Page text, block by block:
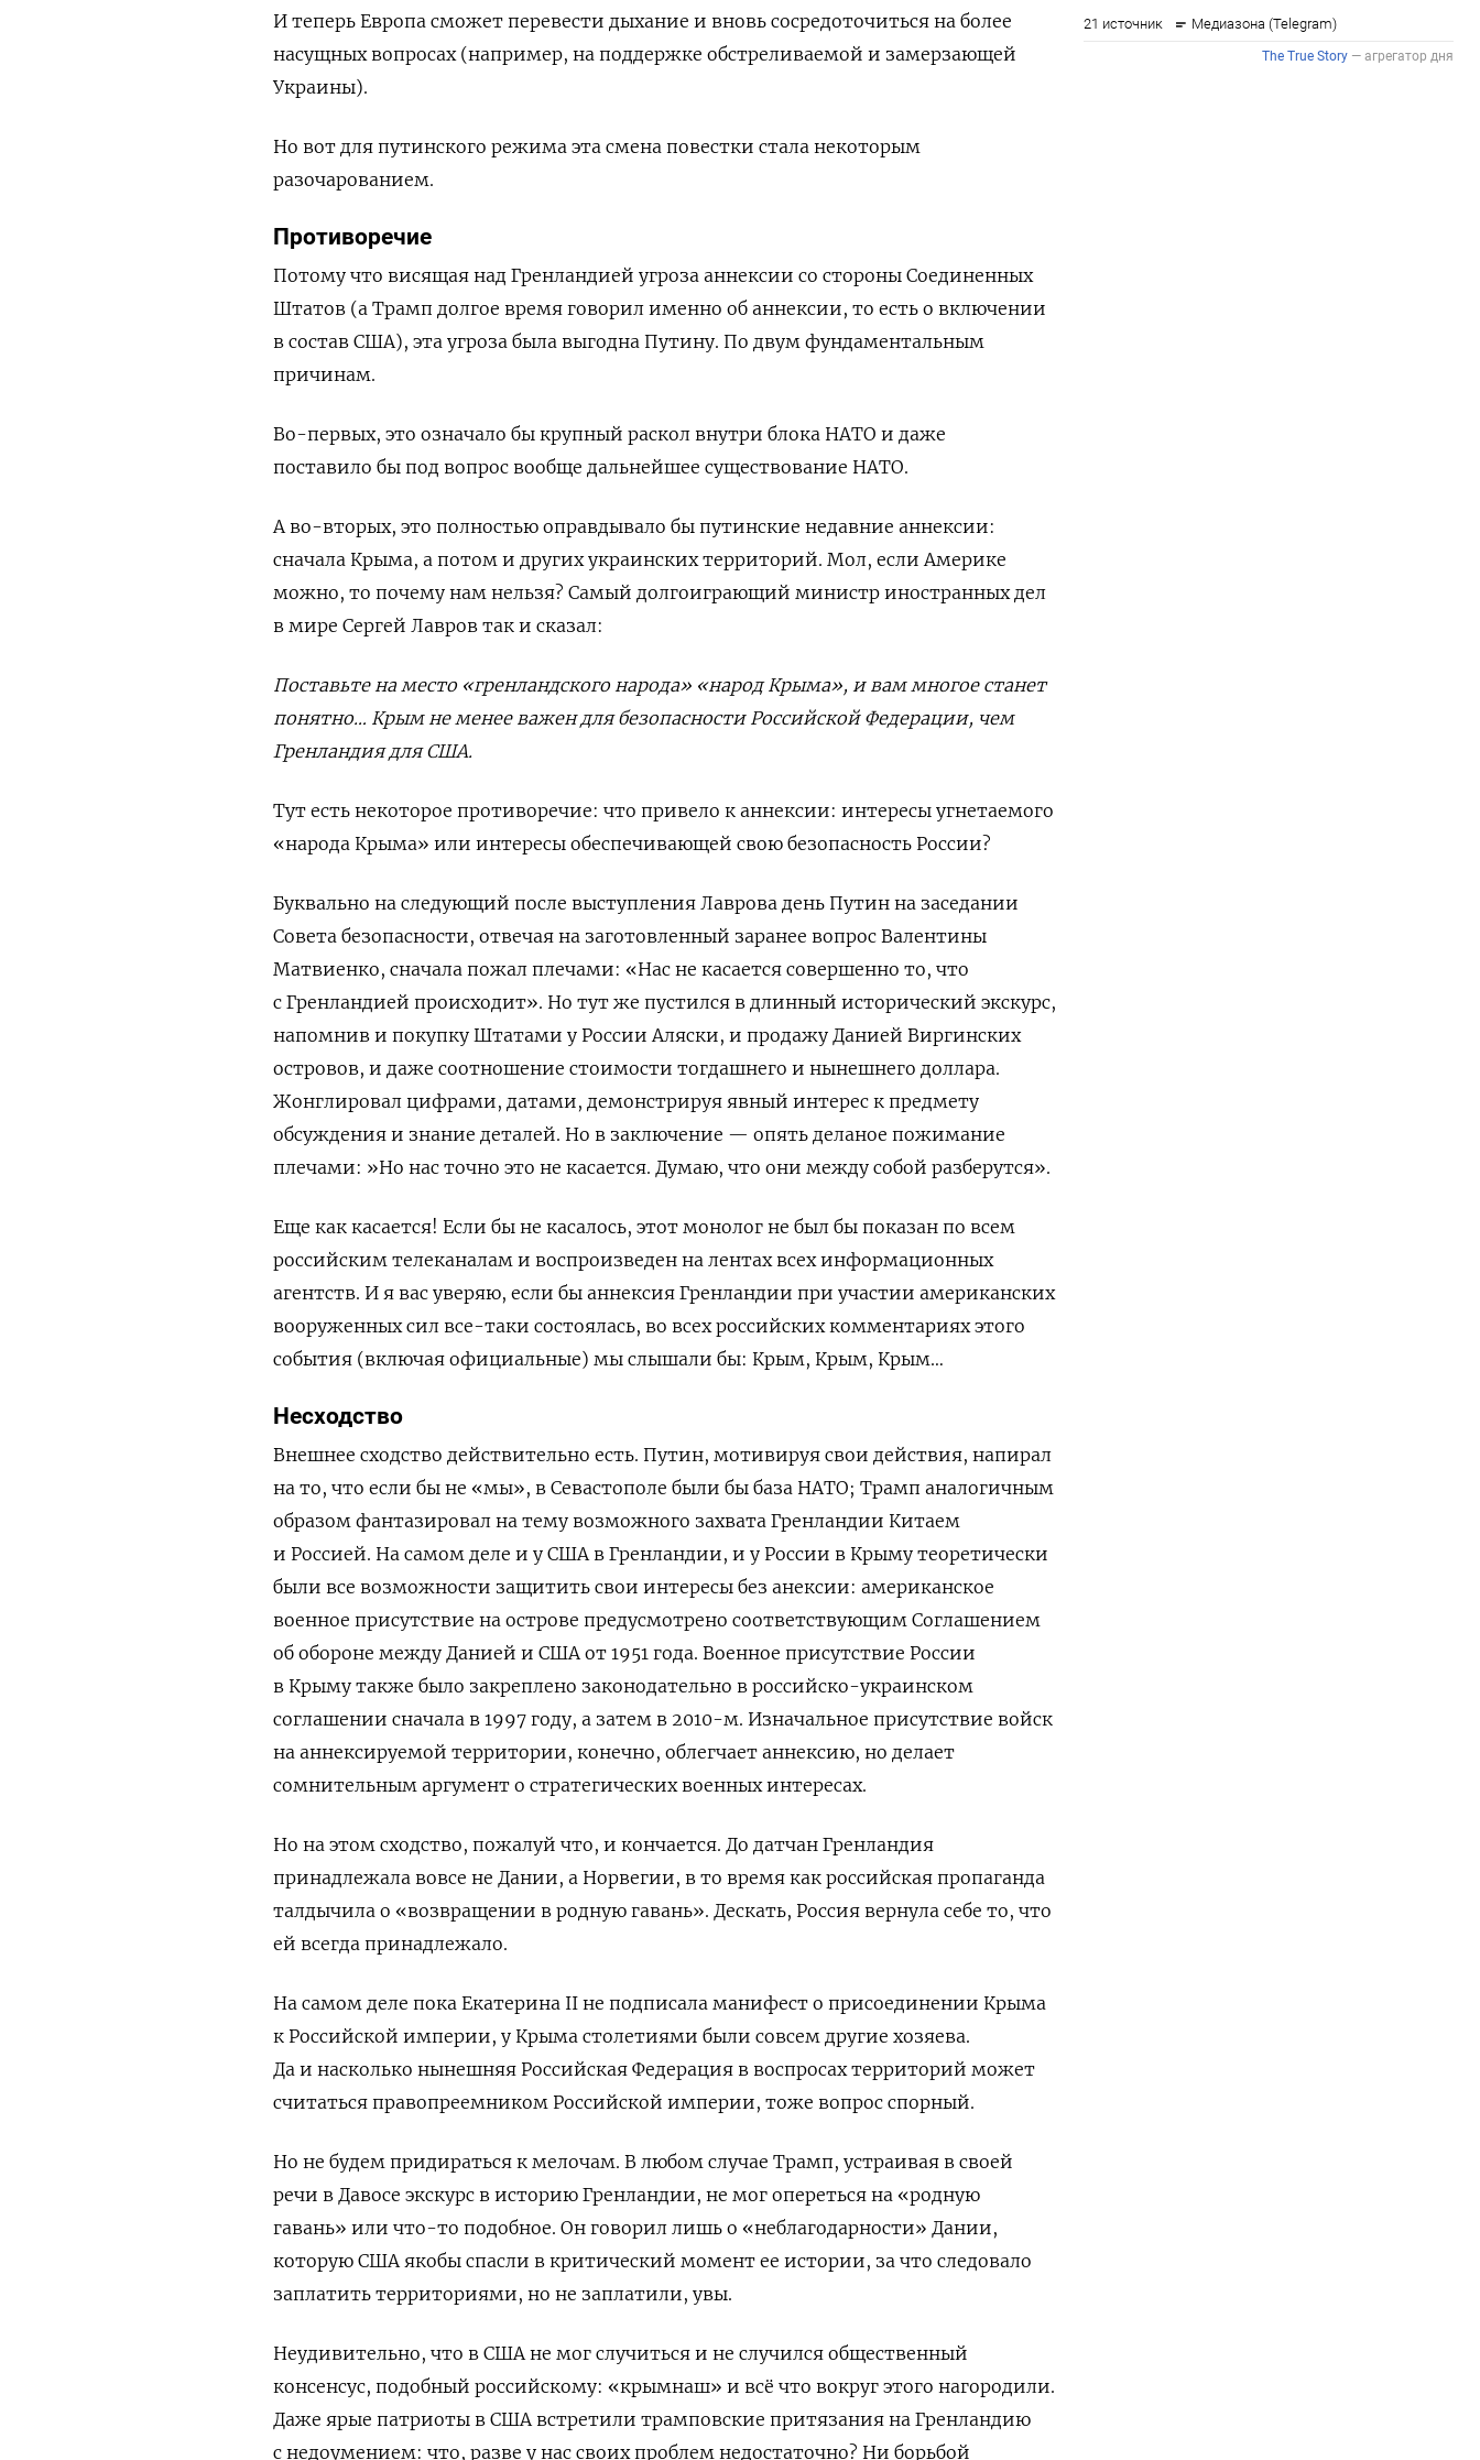
И теперь Европа сможет перевести дыхание и вновь сосредоточиться на более
насущных вопросах (например, на поддержке обстреливаемой и замерзающей
Украины).
Но вот для путинского режима эта смена повестки стала некоторым
разочарованием.
Противоречие
Потому что висящая над Гренландией угроза аннексии со стороны Соединенных
Штатов (а Трамп долгое время говорил именно об аннексии, то есть о включении
в состав США), эта угроза была выгодна Путину. По двум фундаментальным
причинам.
Во-первых, это означало бы крупный раскол внутри блока НАТО и даже
поставило бы под вопрос вообще дальнейшее существование НАТО.
А во-вторых, это полностью оправдывало бы путинские недавние аннексии:
сначала Крыма, а потом и других украинских территорий. Мол, если Америке
можно, то почему нам нельзя? Самый долгоиграющий министр иностранных дел
в мире Сергей Лавров так и сказал:
Поставьте на место «гренландского народа» «народ Крыма», и вам многое станет
понятно… Крым не менее важен для безопасности Российской Федерации, чем
Гренландия для США.
Тут есть некоторое противоречие: что привело к аннексии: интересы угнетаемого
«народа Крыма» или интересы обеспечивающей свою безопасность России?
Буквально на следующий после выступления Лаврова день Путин на заседании
Совета безопасности, отвечая на заготовленный заранее вопрос Валентины
Матвиенко, сначала пожал плечами: «Нас не касается совершенно то, что
с Гренландией происходит». Но тут же пустился в длинный исторический экскурс,
напомнив и покупку Штатами у России Аляски, и продажу Данией Виргинских
островов, и даже соотношение стоимости тогдашнего и нынешнего доллара.
Жонглировал цифрами, датами, демонстрируя явный интерес к предмету
обсуждения и знание деталей. Но в заключение — опять деланое пожимание
плечами: »Но нас точно это не касается. Думаю, что они между собой разберутся».
Еще как касается! Если бы не касалось, этот монолог не был бы показан по всем
российским телеканалам и воспроизведен на лентах всех информационных
агентств. И я вас уверяю, если бы аннексия Гренландии при участии американских
вооруженных сил все-таки состоялась, во всех российских комментариях этого
события (включая официальные) мы слышали бы: Крым, Крым, Крым…
Несходство
Внешнее сходство действительно есть. Путин, мотивируя свои действия, напирал
на то, что если бы не «мы», в Севастополе были бы база НАТО; Трамп аналогичным
образом фантазировал на тему возможного захвата Гренландии Китаем
и Россией. На самом деле и у США в Гренландии, и у России в Крыму теоретически
были все возможности защитить свои интересы без анексии: американское
военное присутствие на острове предусмотрено соответствующим Соглашением
об обороне между Данией и США от 1951 года. Военное присутствие России
в Крыму также было закреплено законодательно в российско-украинском
соглашении сначала в 1997 году, а затем в 2010-м. Изначальное присутствие войск
на аннексируемой территории, конечно, облегчает аннексию, но делает
сомнительным аргумент о стратегических военных интересах.
Но на этом сходство, пожалуй что, и кончается. До датчан Гренландия
принадлежала вовсе не Дании, а Норвегии, в то время как российская пропаганда
талдычила о «возвращении в родную гавань». Дескать, Россия вернула себе то, что
ей всегда принадлежало.
На самом деле пока Екатерина II не подписала манифест о присоединении Крыма
к Российской империи, у Крыма столетиями были совсем другие хозяева.
Да и насколько нынешняя Российская Федерация в воспросах территорий может
считаться правопреемником Российской империи, тоже вопрос спорный.
Но не будем придираться к мелочам. В любом случае Трамп, устраивая в своей
речи в Давосе экскурс в историю Гренландии, не мог опереться на «родную
гавань» или что-то подобное. Он говорил лишь о «неблагодарности» Дании,
которую США якобы спасли в критический момент ее истории, за что следовало
заплатить территориями, но не заплатили, увы.
Неудивительно, что в США не мог случиться и не случился общественный
консенсус, подобный российскому: «крымнаш» и всё что вокруг этого нагородили.
Даже ярые патриоты в США встретили трамповские притязания на Гренландию
с недоумением: что, разве у нас своих проблем недостаточно? Ни борьбой